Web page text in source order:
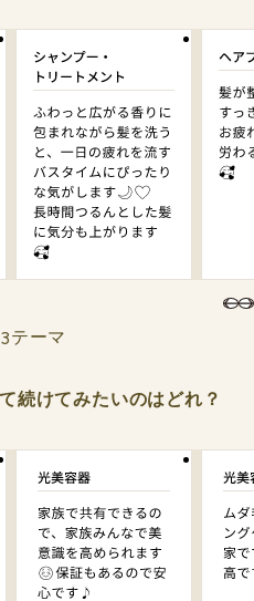
テーマ
続けてみたいのはどれ？